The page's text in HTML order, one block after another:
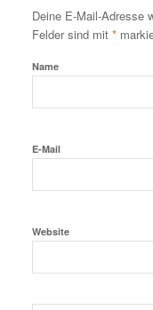
Deine E-Mail-Adresse
Felder sind mit *
Name
E-Mail
Website